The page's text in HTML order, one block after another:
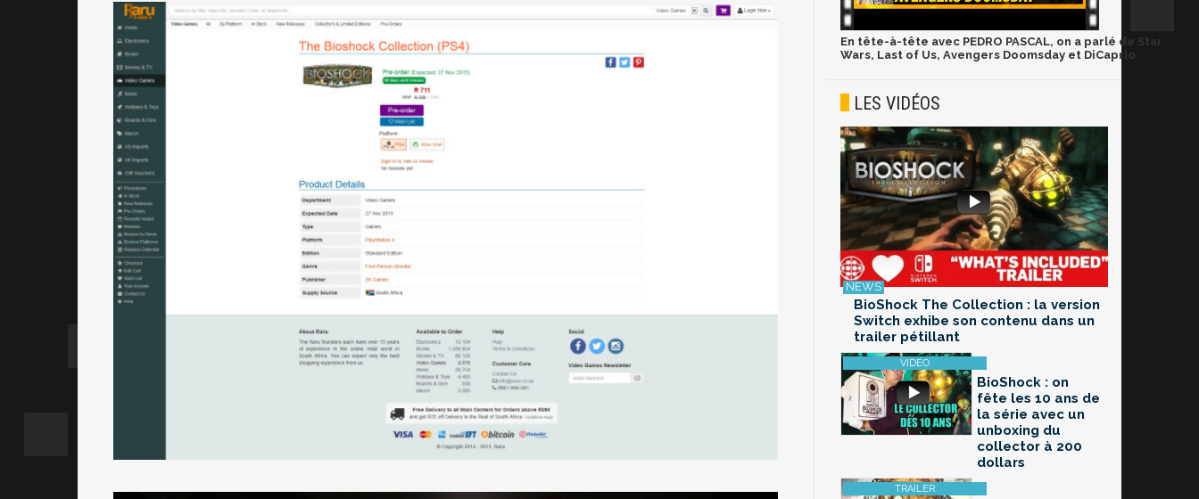
En tête-à-tête avec PEDRO PASCAL, on a parlé de Star
Wars, Last of Us, Avengers Doomsday et DiCaprio
LES VIDÉOS
BioShock The Collection : la version
Switch exhibe son contenu dans un
trailer pétillant
BioShock : on
fête les 10 ans de
la série avec un
unboxing du
collector à 200
dollars